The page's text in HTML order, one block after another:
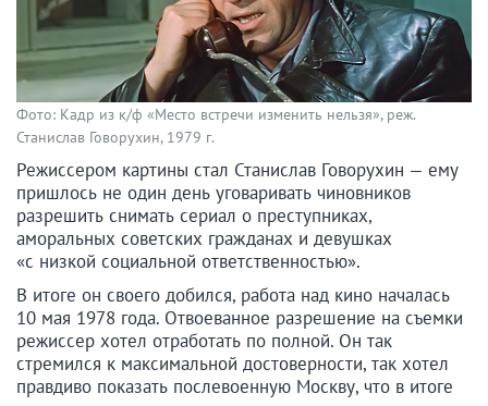
Фото: Кадр из к/ф «Место встречи изменить нельзя», реж.
Станислав Говорухин, 1979 г.
Режиссером картины стал Станислав Говорухин — ему
пришлось не один день уговаривать чиновников
разрешить снимать сериал о преступниках,
аморальных советских гражданах и девушках
«с низкой социальной ответственностью».
В итоге он своего добился, работа над кино началась
10 мая 1978 года. Отвоеванное разрешение на съемки
режиссер хотел отработать по полной. Он так
стремился к максимальной достоверности, так хотел
правдиво показать послевоенную Москву, что в итоге